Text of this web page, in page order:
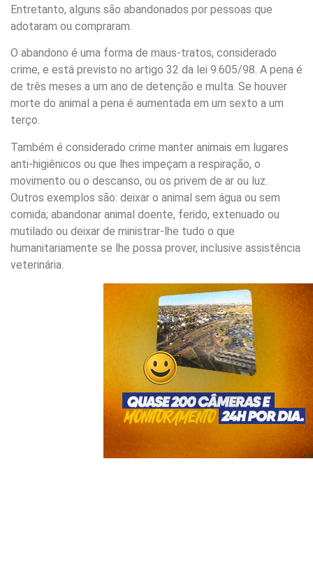
Entretanto, alguns são abandonados por pessoas que
adotaram ou compraram.
O abandono é uma forma de maus-tratos, considerado
crime, e está previsto no artigo 32 da lei 9.605/98. A pena é
de três meses a um ano de detenção e multa. Se houver
morte do animal a pena é aumentada em um sexto a um
terço.
Também é considerado crime manter animais em lugares
anti-higiênicos ou que lhes impeçam a respiração, o
movimento ou o descanso, ou os privem de ar ou luz.
Outros exemplos são: deixar o animal sem água ou sem
comida; abandonar animal doente, ferido, extenuado ou
mutilado ou deixar de ministrar-lhe tudo o que
humanitariamente se lhe possa prover, inclusive assistência
veterinária.